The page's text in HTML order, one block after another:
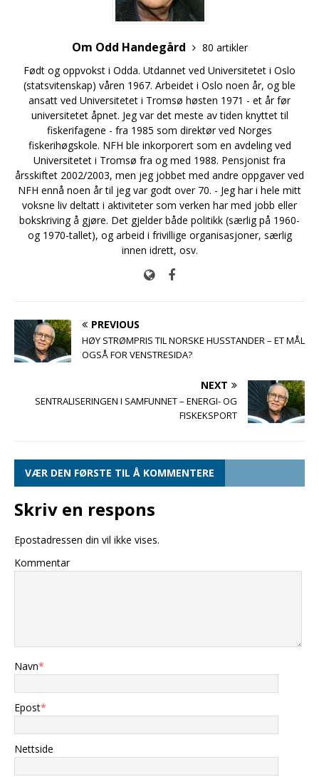
Om Odd Handegård
80 artikler
Født og oppvokst i Odda. Utdannet ved Universitetet i Oslo
(statsvitenskap) våren 1967. Arbeidet i Oslo noen år, og ble
ansatt ved Universitetet i Tromsø høsten 1971 - et år før
universitetet åpnet. Jeg var det meste av tiden knyttet til
fiskerifagene - fra 1985 som direktør ved Norges
fiskerihøgskole. NFH ble inkorporert som en avdeling ved
Universitetet i Tromsø fra og med 1988. Pensjonist fra
årsskiftet 2002/2003, men jeg jobbet med andre oppgaver ved
NFH ennå noen år til jeg var godt over 70. - Jeg har i hele mitt
voksne liv deltatt i aktiviteter som verken har med jobb eller
bokskriving å gjøre. Det gjelder både politikk (særlig på 1960-
og 1970-tallet), og arbeid i frivillige organisasjoner, særlig
innen idrett, osv.
PREVIOUS
HØY STRØMPRIS TIL NORSKE HUSSTANDER – ET MÅL
OGSÅ FOR VENSTRESIDA?
NEXT
SENTRALISERINGEN I SAMFUNNET – ENERGI- OG
FISKEKSPORT
VÆR DEN FØRSTE TIL Å KOMMENTERE
Skriv en respons
Epostadressen din vil ikke vises.
Kommentar
Navn*
Epost*
Nettside